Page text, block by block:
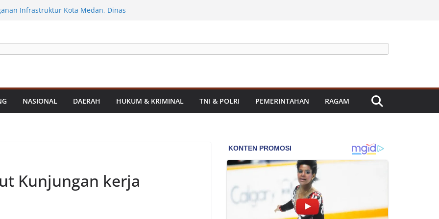
Infrastruktur Kota Medan, Dinas
hingga Potensi Ekonomi
Kerahkan Sejumlah Alat Berat Bersihkan
Dari Sedimentasi Tebal
Asahan Amankan Pria Pengedar
Pria Pengedar Sabu, Sita 19,60 Gram
NASIONAL DAERAH HUKUM & KRIMINAL TNI & POLRI PEMERINTAHAN RAGAM
Kunjungan kerja